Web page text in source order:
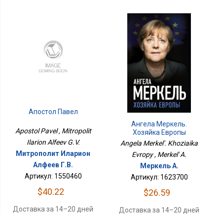
Апостол Павел
Apostol Pavel , Mitropolit
Ilarion Alfeev G.V.
Митрополит Иларион
Алфеев Г.В.
Артикул: 1550460
$40.22
Доставка за 14–20 дней
Ангела Меркель.
Хозяйка Европы
Angela Merkel'. Khoziaika
Evropy , Merkel' A.
Меркель А.
Артикул: 1623700
$26.59
Доставка за 14–20 дней